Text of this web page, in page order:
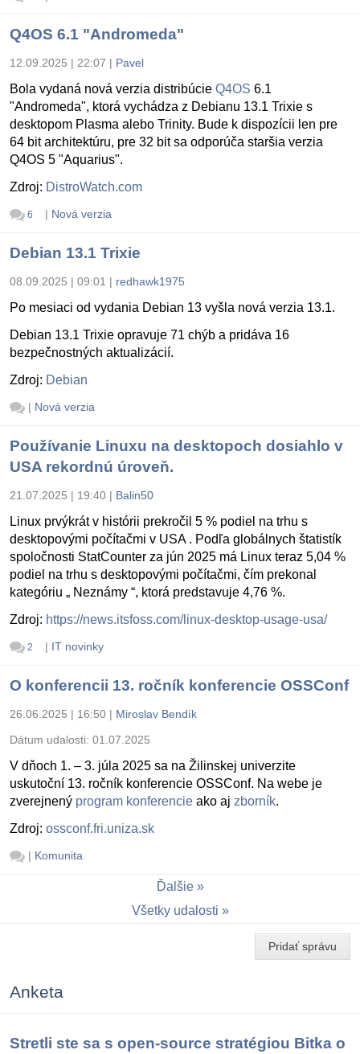
Q4OS 6.1 "Andromeda"
12.09.2025 | 22:07 | Pavel
Bola vydaná nová verzia distribúcie Q4OS 6.1
"Andromeda", ktorá vychádza z Debianu 13.1 Trixie s
desktopom Plasma alebo Trinity. Bude k dispozícii len pre
64 bit architektúru, pre 32 bit sa odporúča staršia verzia
Q4OS 5 "Aquarius".
Zdroj: DistroWatch.com
6 | Nová verzia
Debian 13.1 Trixie
08.09.2025 | 09:01 | redhawk1975
Po mesiaci od vydania Debian 13 vyšla nová verzia 13.1.
Debian 13.1 Trixie opravuje 71 chýb a pridáva 16
bezpečnostných aktualizácií.
Zdroj: Debian
| Nová verzia
Používanie Linuxu na desktopoch dosiahlo v
USA rekordnú úroveň.
21.07.2025 | 19:40 | Balin50
Linux prvýkrát v histórii prekročil 5 % podiel na trhu s
desktopovými počítačmi v USA . Podľa globálnych štatistík
spoločnosti StatCounter za jún 2025 má Linux teraz 5,04 %
podiel na trhu s desktopovými počítačmi, čím prekonal
kategóriu „ Neznámy “, ktorá predstavuje 4,76 %.
Zdroj: https://news.itsfoss.com/linux-desktop-usage-usa/
2 | IT novinky
O konferencii 13. ročník konferencie OSSConf
26.06.2025 | 16:50 | Miroslav Bendík
Dátum udalosti: 01.07.2025
V dňoch 1. – 3. júla 2025 sa na Žilinskej univerzite
uskutoční 13. ročník konferencie OSSConf. Na webe je
zverejnený program konferencie ako aj zborník.
Zdroj: ossconf.fri.uniza.sk
| Komunita
Ďalšie
Všetky udalosti
Pridať správu
Anketa
Stretli ste sa s open-source stratégiou Bitka o